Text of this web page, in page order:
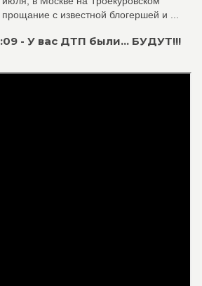
с известной блогершей и ...
- У вас ДТП были... БУДУТ!!!